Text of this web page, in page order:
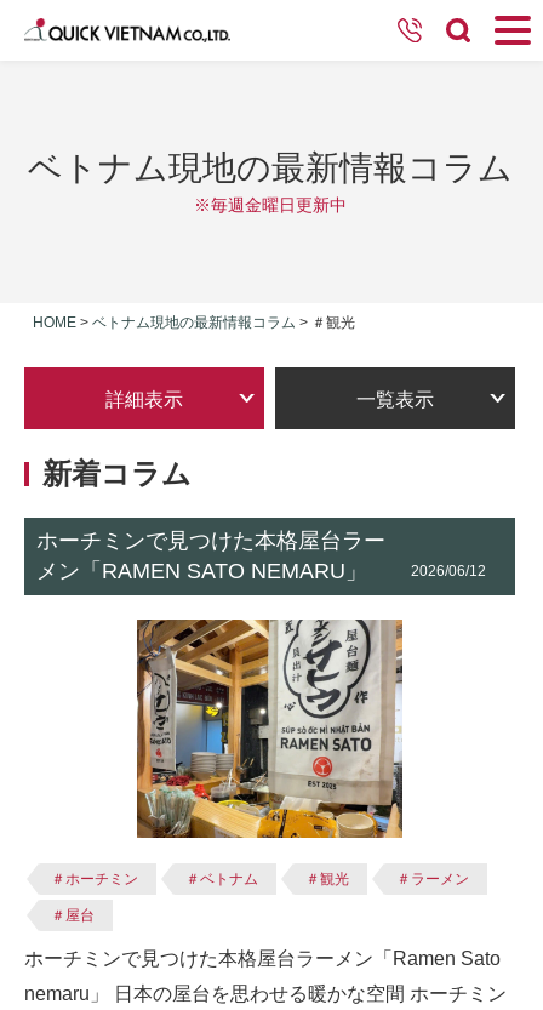
ベトナム現地の最新情報コラム
※毎週金曜日更新中
HOME > ベトナム現地の最新情報コラム > ＃観光
詳細表示 一覧表示
新着コラム
ホーチミンで見つけた本格屋台ラー
メン「RAMEN SATO NEMARU」
2026/06/12
＃ホーチミン ＃ベトナム ＃観光 ＃ラーメン
＃屋台
ホーチミンで見つけた本格屋台ラーメン「Ramen Sato
nemaru」 日本の屋台を思わせる暖かな空間 ホーチミン